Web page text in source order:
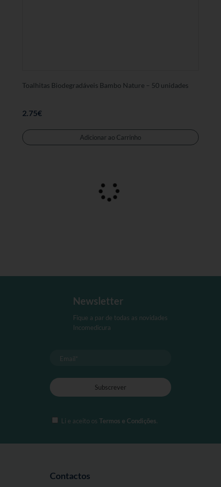
Toalhitas Biodegradáveis Bambo Nature – 50 unidades
2.75€
Adicionar ao Carrinho
Newsletter
Fique a par de todas as novidades
Incomedicura
Li e aceito os Termos e Condições.
Contactos